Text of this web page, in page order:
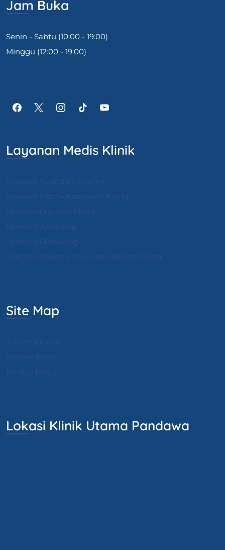
Jam Buka
Senin - Sabtu (10:00 - 19:00)
Minggu (12:00 - 19:00)
Layanan Medis Klinik
Spesialis Kulit dan Kelamin
Spesialis Estetika dan Anti Aging
Spesialis Gigi dan Mulut
Spesialis Andrologi
Spesialis Ginekologi
Spesialis Bedah Umum dan Bedah Plastik
Site Map
Tentang Klinik
Kontak Kami
Privacy Policy
Lokasi Klinik Utama Pandawa